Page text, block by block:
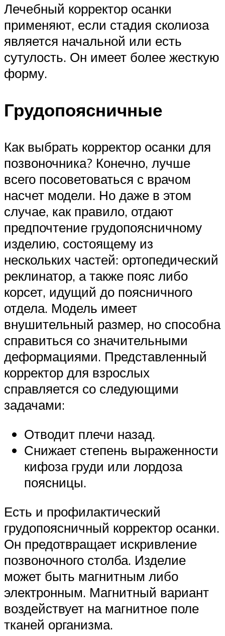
Лечебный корректор осанки
применяют, если стадия сколиоза
является начальной или есть
сутулость. Он имеет более жесткую
форму.
Грудопоясничные
Как выбрать корректор осанки для
позвоночника? Конечно, лучше
всего посоветоваться с врачом
насчет модели. Но даже в этом
случае, как правило, отдают
предпочтение грудопоясничному
изделию, состоящему из
нескольких частей: ортопедический
реклинатор, а также пояс либо
корсет, идущий до поясничного
отдела. Модель имеет
внушительный размер, но способна
справиться со значительными
деформациями. Представленный
корректор для взрослых
справляется со следующими
задачами:
Отводит плечи назад.
Снижает степень выраженности
кифоза груди или лордоза
поясницы.
Есть и профилактический
грудопоясничный корректор осанки.
Он предотвращает искривление
позвоночного столба. Изделие
может быть магнитным либо
электронным. Магнитный вариант
воздействует на магнитное поле
тканей организма.